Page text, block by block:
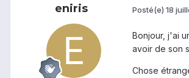
eniris Posté(e) 18
Bonjour, j'ai
avoir de son
Chose